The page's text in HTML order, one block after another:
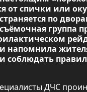
от спички или
по
группа
напомнила
соблюдать
ДЧС